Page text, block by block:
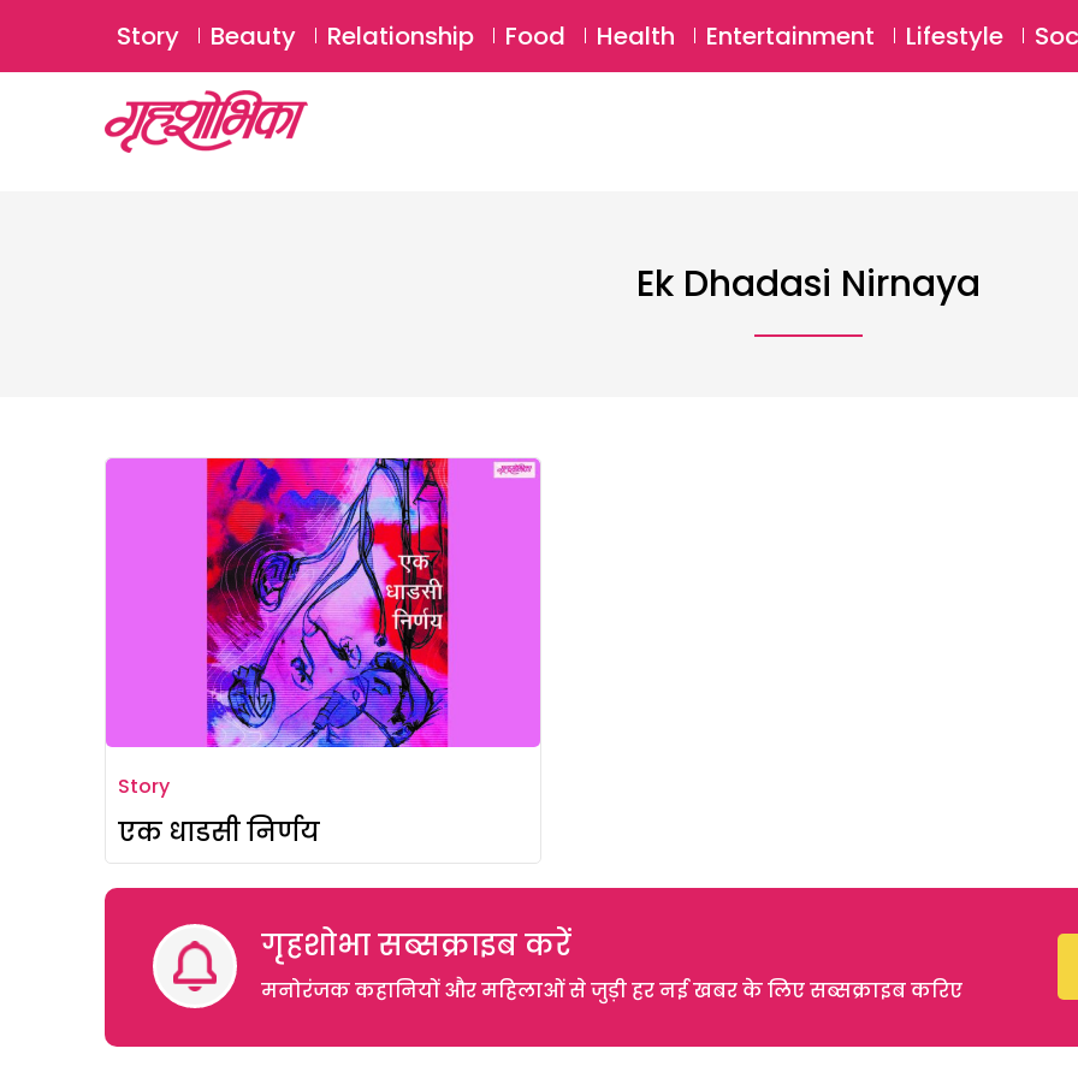
Story Beauty Relationship Food Health Entertainment Lifestyle
Ek Dhadasi Nirnaya
Story
एक धाडसी निर्णय
गृहशोभा सब्सक्राइब करें
मनोरंजक कहानियों और महिलाओं से जुड़ी हर नई खबर के लिए सब्सक्राइब करिए